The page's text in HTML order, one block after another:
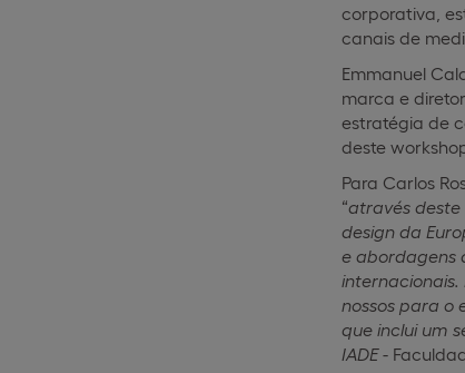
corporativa,
canais de
Emmanuel
marca e
estratégia de
deste
Para Carlos
“através deste
design da
e abordagens
nossos para o
que inclui um
IADE -